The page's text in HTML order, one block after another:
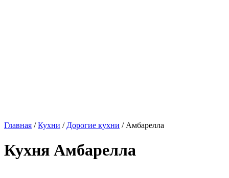
Главная /Кухни / Дорогие кухни / Амбарелла
Кухня Амбарелла